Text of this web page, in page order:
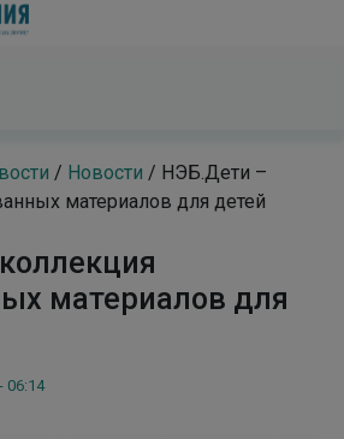
/ Новости / НЭБ.Дети –
материалов для детей
материалов для
06:14